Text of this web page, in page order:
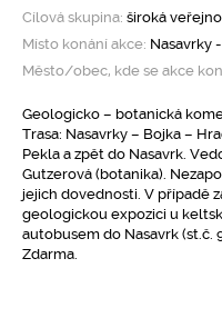
Cílová skupina: široká
Místo konání akce: Nasavrky
Město/obec, kde se akce
Geologicko – botanická
Trasa: Nasavrky – Bojka –
Pekla a zpět do Nasavrk.
Gutzerová (botanika).
jejich dovednosti. V případě
geologickou expozici u
autobusem do Nasavrk (st.č.
Zdarma.